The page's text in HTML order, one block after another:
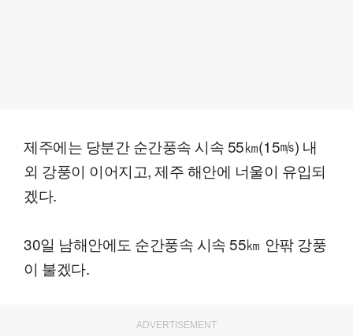
제주에는 당분간 순간풍속 시속 55㎞(15㎧) 내
외 강풍이 이어지고, 제주 해안에 너울이 유입되
겠다.
30일 남해안에도 순간풍속 시속 55㎞ 안팎 강풍
이 불겠다.
ADVERTISEMENT